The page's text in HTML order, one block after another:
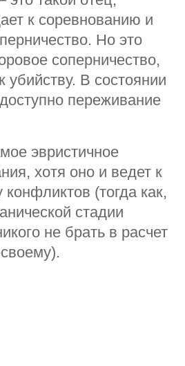
к соревнованию и
Но это
соперничество,
В состоянии
переживание
эвристичное
хотя оно и ведет к
(тогда как,
стадии
не брать в расчет